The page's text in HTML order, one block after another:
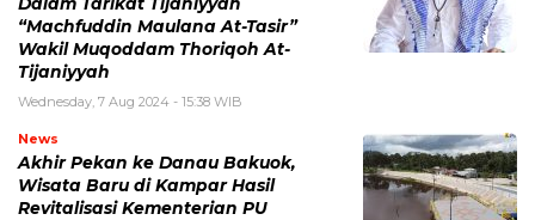
Dalam Tarikat Tijaniyyah
“Machfuddin Maulana At-Tasir”
Wakil Muqoddam Thoriqoh At-
Tijaniyyah
Wednesday, 7 Aug 2024 - 15:38 WIB
News
Akhir Pekan ke Danau Bakuok,
Wisata Baru di Kampar Hasil
Revitalisasi Kementerian PU